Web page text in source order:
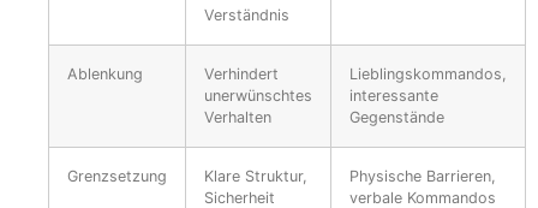
Verständnis
Ablenkung
Verhindert
unerwünschtes
Verhalten
Lieblingskommandos,
interessante
Gegenstände
Grenzsetzung
Klare Struktur,
Sicherheit
Physische Barrieren,
verbale Kommandos